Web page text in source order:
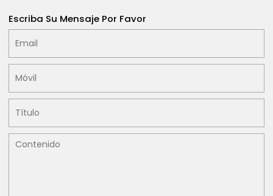
Escriba Su Mensaje Por Favor